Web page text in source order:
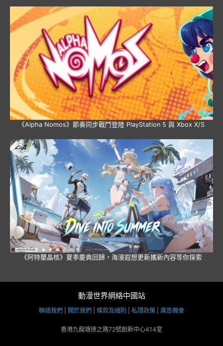
《Alpha Nomos》節奏同步戰鬥登陸 PlayStation 5 與 Xbox X/S
《阿特蘭晶核》夏季慶典回歸，海濱遐想更新攜新內容等你探索
動漫世界網絡中國站
聯絡我們 關於我們 條款及細則 私隱政策 廣告機會
香港九龍塘達之路72號創新中心414室